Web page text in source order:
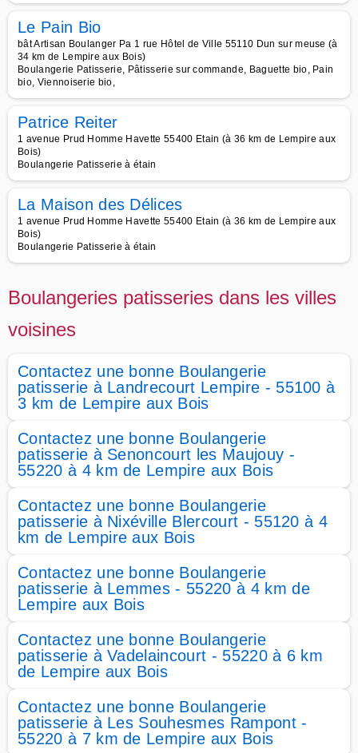
Le Pain Bio
bât Artisan Boulanger Pa 1 rue Hôtel de Ville 55110 Dun sur meuse (à
34 km de Lempire aux Bois)
Boulangerie Patisserie, Pâtisserie sur commande, Baguette bio, Pain
bio, Viennoiserie bio,
Patrice Reiter
1 avenue Prud Homme Havette 55400 Etain (à 36 km de Lempire aux
Bois)
Boulangerie Patisserie à étain
La Maison des Délices
1 avenue Prud Homme Havette 55400 Etain (à 36 km de Lempire aux
Bois)
Boulangerie Patisserie à étain
Boulangeries patisseries dans les villes
voisines
Contactez une bonne Boulangerie
patisserie à Landrecourt Lempire - 55100 à
3 km de Lempire aux Bois
Contactez une bonne Boulangerie
patisserie à Senoncourt les Maujouy -
55220 à 4 km de Lempire aux Bois
Contactez une bonne Boulangerie
patisserie à Nixéville Blercourt - 55120 à 4
km de Lempire aux Bois
Contactez une bonne Boulangerie
patisserie à Lemmes - 55220 à 4 km de
Lempire aux Bois
Contactez une bonne Boulangerie
patisserie à Vadelaincourt - 55220 à 6 km
de Lempire aux Bois
Contactez une bonne Boulangerie
patisserie à Les Souhesmes Rampont -
55220 à 7 km de Lempire aux Bois